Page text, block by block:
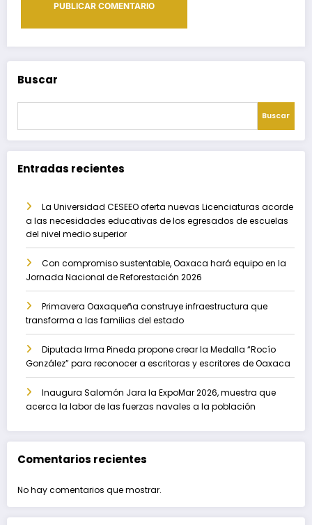
Buscar
Buscar
Entradas recientes
La Universidad CESEEO oferta nuevas Licenciaturas acorde
a las necesidades educativas de los egresados de escuelas
del nivel medio superior
Con compromiso sustentable, Oaxaca hará equipo en la
Jornada Nacional de Reforestación 2026
Primavera Oaxaqueña construye infraestructura que
transforma a las familias del estado
Diputada Irma Pineda propone crear la Medalla “Rocío
González” para reconocer a escritoras y escritores de Oaxaca
Inaugura Salomón Jara la ExpoMar 2026, muestra que
acerca la labor de las fuerzas navales a la población
Comentarios recientes
No hay comentarios que mostrar.